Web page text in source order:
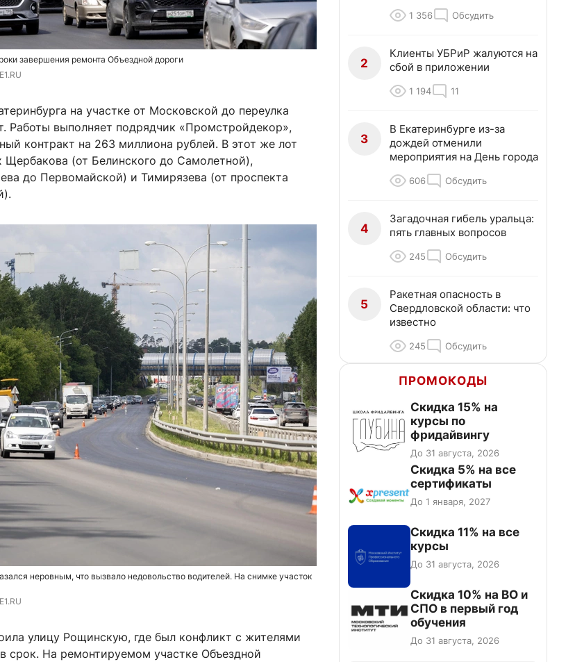
завершения ремонта Объездной дороги
на участке от Московской до переулка
Работы выполняет подрядчик «Промстройдекор»,
контракт на 263 миллиона рублей. В этот же лот
Щербакова (от Белинского до Самолетной),
до Первомайской) и Тимирязева (от проспекта
неровным, что вызвало недовольство водителей. На снимке участок
улицу Рощинскую, где был конфликт с жителями
срок. На ремонтируемом участке Объездной
1 356 Обсудить
2
Клиенты УБРиР жалуются на
сбой в приложении
1 194 11
3
В Екатеринбурге из-за
дождей отменили
мероприятия на День города
606 Обсудить
4
Загадочная гибель уральца:
пять главных вопросов
245 Обсудить
5
Ракетная опасность в
Свердловской области: что
известно
245 Обсудить
ПРОМОКОДЫ
Скидка 15% на
курсы по
фридайвингу
До 31 августа, 2026
Скидка 5% на все
сертификаты
До 1 января, 2027
Скидка 11% на все
курсы
До 31 августа, 2026
Скидка 10% на ВО и
СПО в первый год
обучения
До 31 августа, 2026